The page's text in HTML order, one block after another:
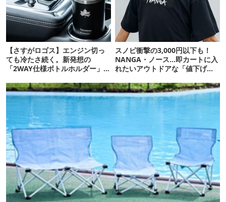
【さすがロゴス】エンジン切っ
ても冷たさ続く。新発想の
「2WAY仕様ボトルホルダー」が
スノピ衝撃の3,000円以下も！
NANGA・ノース…即カートに入
れたいアウトドアな「値下げ夏